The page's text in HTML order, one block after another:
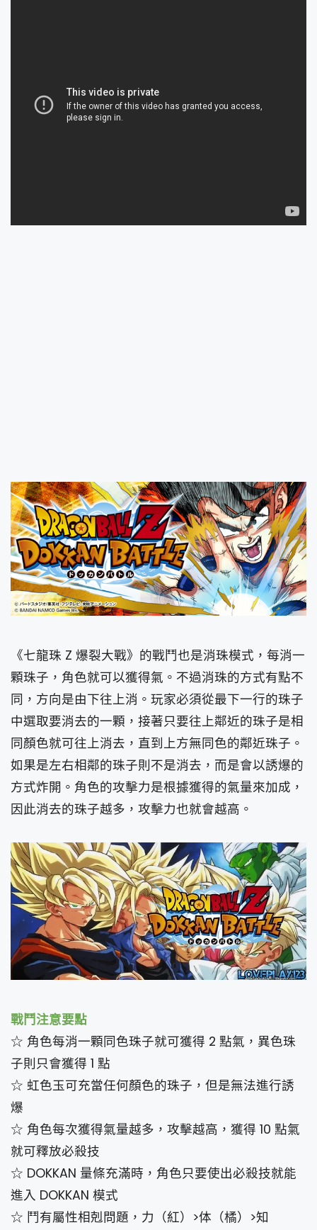
《七龍珠 Z 爆裂大戰》的戰鬥也是消珠模式，每消一
顆珠子，角色就可以獲得氣。不過消珠的方式有點不
同，方向是由下往上消。玩家必須從最下一行的珠子
中選取要消去的一顆，接著只要往上鄰近的珠子是相
同顏色就可往上消去，直到上方無同色的鄰近珠子。
如果是左右相鄰的珠子則不是消去，而是會以誘爆的
方式炸開。角色的攻擊力是根據獲得的氣量來加成，
因此消去的珠子越多，攻擊力也就會越高。
戰鬥注意要點
☆ 角色每消一顆同色珠子就可獲得 2 點氣，異色珠
子則只會獲得 1 點
☆ 虹色玉可充當任何顏色的珠子，但是無法進行誘
爆
☆ 角色每次獲得氣量越多，攻擊越高，獲得 10 點氣
就可釋放必殺技
☆ DOKKAN 量條充滿時，角色只要使出必殺技就能
進入 DOKKAN 模式
☆ 鬥有屬性相剋問題，力（紅）>体（橘）>知